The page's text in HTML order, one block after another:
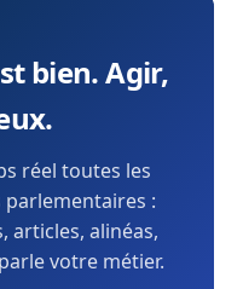
bien. Agir,
réel toutes les
:
articles, alinéas,
votre métier.